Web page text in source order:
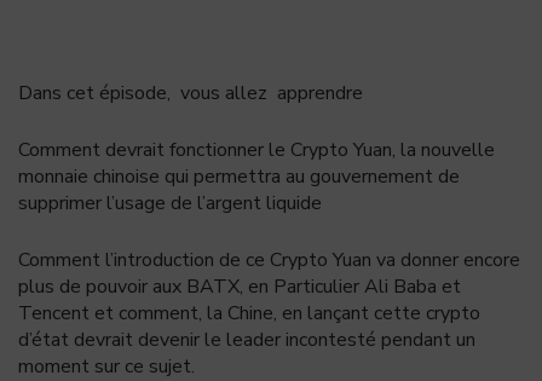
Dans cet épisode, vous allez apprendre
Comment devrait fonctionner le Crypto Yuan, la nouvelle
monnaie chinoise qui permettra au gouvernement de
supprimer l’usage de l’argent liquide
Comment l’introduction de ce Crypto Yuan va donner encore
plus de pouvoir aux BATX, en Particulier Ali Baba et
Tencent et comment, la Chine, en lançant cette crypto
d’état devrait devenir le leader incontesté pendant un
moment sur ce sujet.